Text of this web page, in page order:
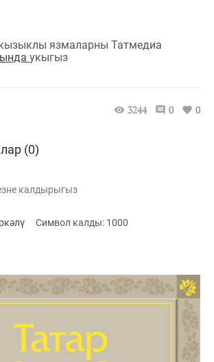
язмаларны Татмедиа
укыгыз
3244 0 0
(0)
Cимвол калды: 1000